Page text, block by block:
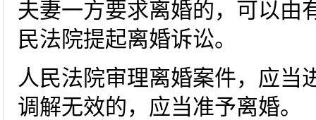
夫妻一方要求离婚的，可以由
民法院提起离婚诉讼。
人民法院审理离婚案件，应当
调解无效的，应当准予离婚。